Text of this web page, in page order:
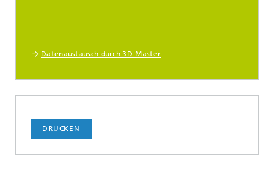
Datenaustausch durch 3D-Master
DRUCKEN